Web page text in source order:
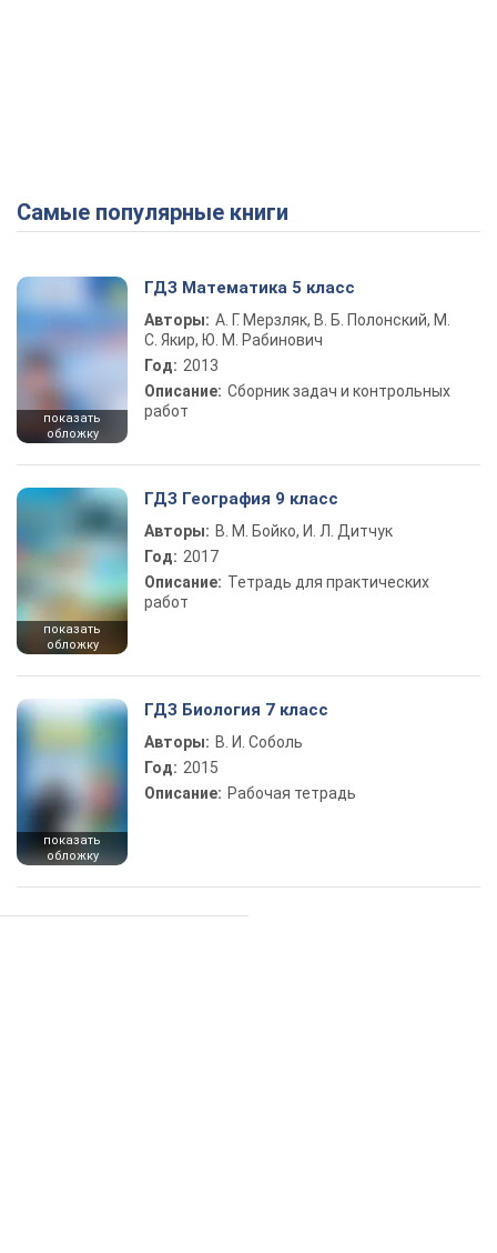
Самые популярные книги
показать
обложку
ГДЗ Математика 5 класс
Авторы: А. Г. Мерзляк, В. Б. Полонский, М.
С. Якир, Ю. М. Рабинович
Год: 2013
Описание: Сборник задач и контрольных
работ
показать
обложку
ГДЗ География 9 класс
Авторы: В. М. Бойко, И. Л. Дитчук
Год: 2017
Описание: Тетрадь для практических
работ
показать
обложку
ГДЗ Биология 7 класс
Авторы: В. И. Соболь
Год: 2015
Описание: Рабочая тетрадь